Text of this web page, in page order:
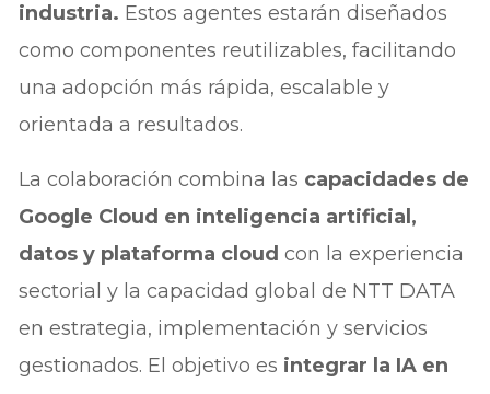
industria. Estos agentes estarán diseñados
como componentes reutilizables, facilitando
una adopción más rápida, escalable y
orientada a resultados.
La colaboración combina las capacidades de
Google Cloud en inteligencia artificial,
datos y plataforma cloud con la experiencia
sectorial y la capacidad global de NTT DATA
en estrategia, implementación y servicios
gestionados. El objetivo es integrar la IA en